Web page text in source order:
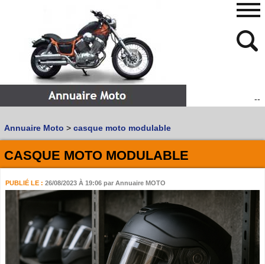
--
Vous recherchez un garageMOTOou
Quoi :
Où :
Trouver un garage Moto !
Retrouvez dans votre VILLE
les bonnes adresses deL'ANNUAIRE MOTO & SCOOTER
480
768
Annuaire Moto > casque moto modulable
CASQUE MOTO MODULABLE
PUBLIÉ LE :26/08/2023 À 19:06 par Annuaire MOTO